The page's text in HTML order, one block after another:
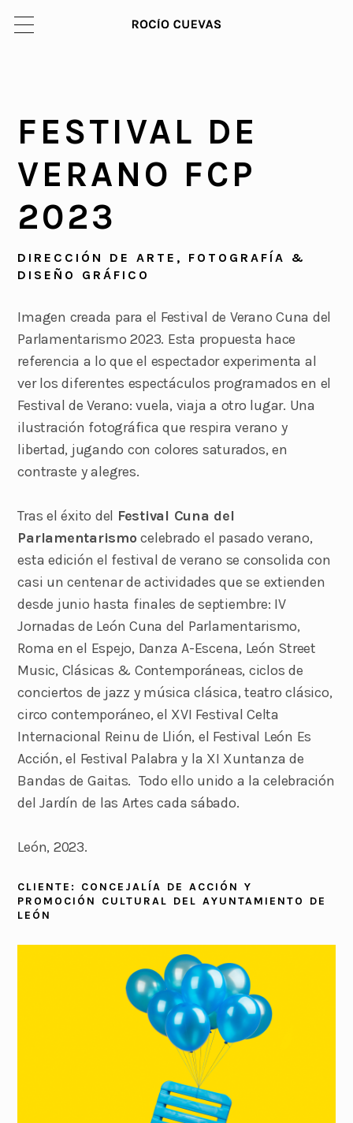
FESTIVAL DE
VERANO FCP
2023
DIRECCIÓN DE ARTE, FOTOGRAFÍA &
DISEÑO GRÁFICO
Imagen creada para el Festival de Verano Cuna del
Parlamentarismo 2023. Esta propuesta hace
referencia a lo que el espectador experimenta al
ver los diferentes espectáculos programados en el
Festival de Verano: vuela, viaja a otro lugar. Una
ilustración fotográfica que respira verano y
libertad, jugando con colores saturados, en
contraste y alegres.
Tras el éxito del Festival Cuna del
Parlamentarismo celebrado el pasado verano,
esta edición el festival de verano se consolida con
casi un centenar de actividades que se extienden
desde junio hasta finales de septiembre: IV
Jornadas de León Cuna del Parlamentarismo,
Roma en el Espejo, Danza A-Escena, León Street
Music, Clásicas & Contemporáneas, ciclos de
conciertos de jazz y música clásica, teatro clásico,
circo contemporáneo, el XVI Festival Celta
Internacional Reinu de Llión, el Festival León Es
Acción, el Festival Palabra y la XI Xuntanza de
Bandas de Gaitas. Todo ello unido a la celebración
del Jardín de las Artes cada sábado.
León, 2023.
CLIENTE: CONCEJALÍA DE ACCIÓN Y
PROMOCIÓN CULTURAL DEL AYUNTAMIENTO DE
LEÓN